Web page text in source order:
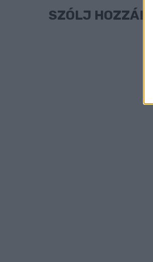
SZÓLJ HOZZÁ!